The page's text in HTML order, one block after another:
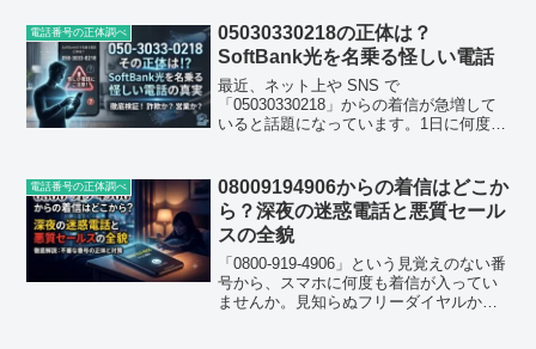
電話番号の正体調べ
05030330218の正体は？
SoftBank光を名乗る怪しい電話
最近、ネット上や SNS で
「05030330218」からの着信が急増して
いると話題になっています。1日に何度も
なくありません。この記事では、この謎
の番号の正体や電話の...
電話番号の正体調べ
08009194906からの着信はどこか
ら？深夜の迷惑電話と悪質セール
スの全貌
「0800-919-4906」という見覚えのない番
号から、スマホに何度も着信が入ってい
ませんか。見知らぬフリーダイヤルから